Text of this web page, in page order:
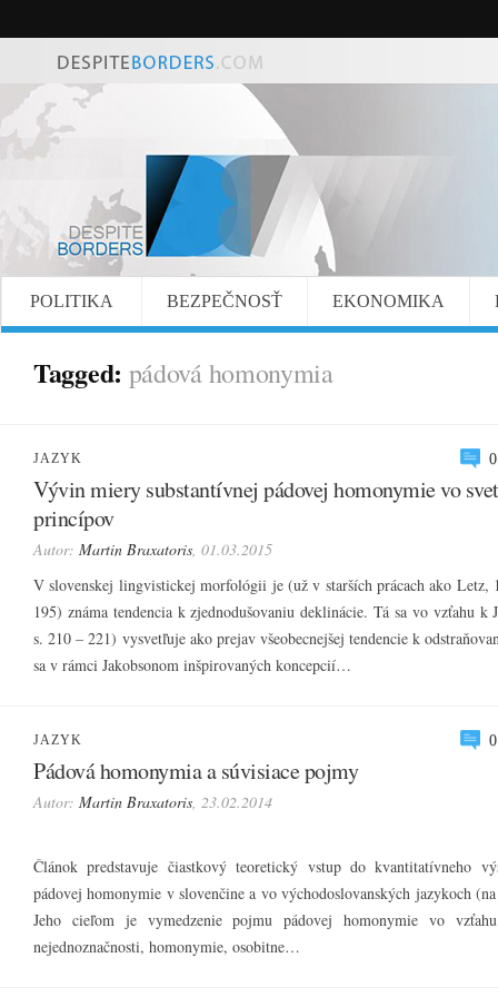
POLITIKA BEZPEČNOSŤ EKONOMIKA
Tagged: pádová homonymia
JAZYK 0
Vývin miery substantívnej pádovej homonymie vo
princípov
Autor: Martin Braxatoris, 01.03.2015
V slovenskej lingvistickej morfológii je (už v starších prácach ako Letz,
195) známa tendencia k zjednodušovaniu deklinácie. Tá sa vo vzťahu
s. 210 – 221) vysvetľuje ako prejav všeobecnejšej tendencie k
sa v rámci Jakobsonom inšpirovaných koncepcií…
JAZYK 0
Pádová homonymia a súvisiace pojmy
Autor: Martin Braxatoris, 23.02.2014
Článok predstavuje čiastkový teoretický vstup do kvantitatívneho
pádovej homonymie v slovenčine a vo východoslovanských jazykoch
Jeho cieľom je vymedzenie pojmu pádovej homonymie vo
nejednoznačnosti, homonymie, osobitne…